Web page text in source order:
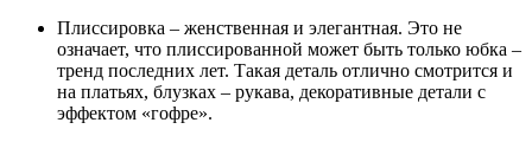
Плиссировка – женственная и элегантная. Это не
означает, что плиссированной может быть только юбка –
тренд последних лет. Такая деталь отлично смотрится и
на платьях, блузках – рукава, декоративные детали с
эффектом «гофре».